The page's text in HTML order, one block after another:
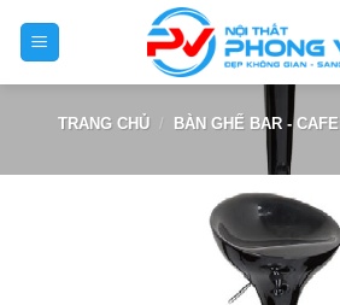
TRANG CHỦ / BÀN GHẾ BAR - CAFE